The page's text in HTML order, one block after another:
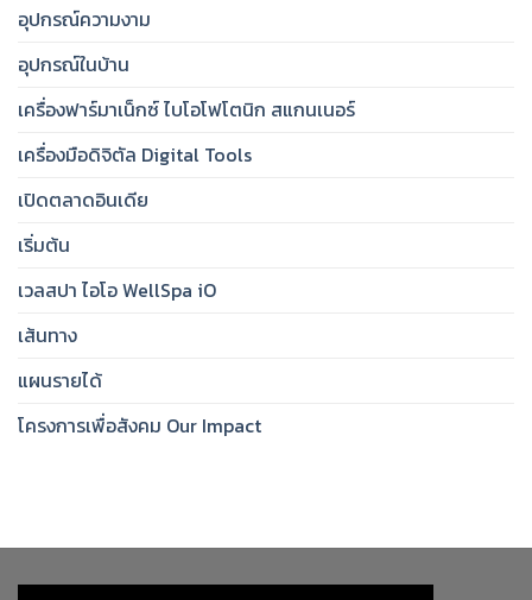
อุปกรณ์ความงาม
อุปกรณ์ในบ้าน
เครื่องฟาร์มาเน็กซ์ ไบโอโฟโตนิก สแกนเนอร์
เครื่องมือดิจิตัล Digital Tools
เปิดตลาดอินเดีย
เริ่มต้น
เวลสปา ไอโอ WellSpa iO
เส้นทาง
แผนรายได้
โครงการเพื่อสังคม Our Impact